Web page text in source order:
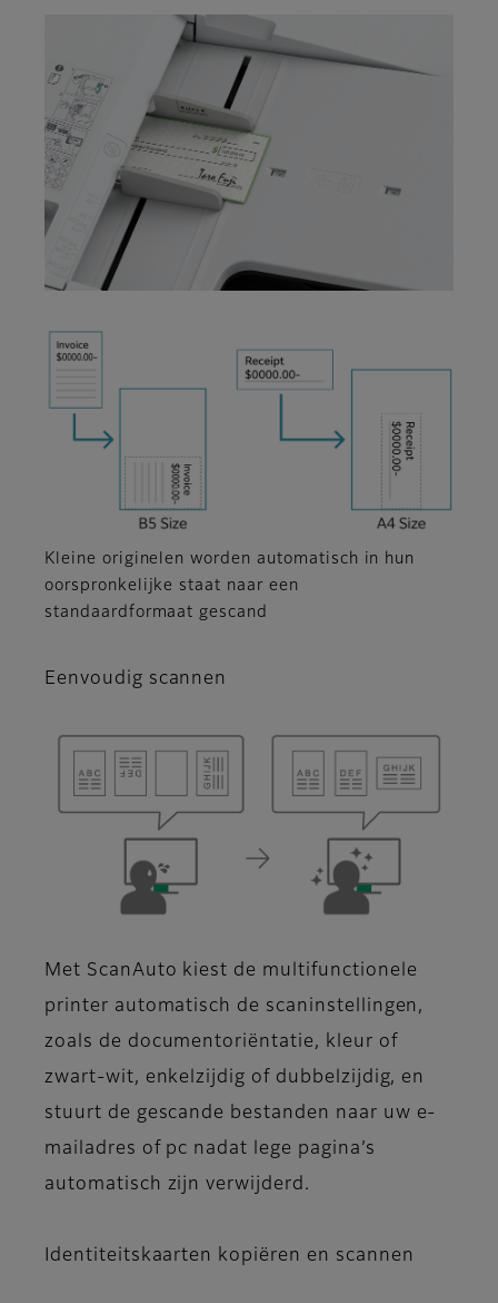
Kleine originelen worden automatisch in hun
oorspronkelijke staat naar een
standaardformaat gescand
Eenvoudig scannen
Met ScanAuto kiest de multifunctionele
printer automatisch de scaninstellingen,
zoals de documentoriëntatie, kleur of
zwart-wit, enkelzijdig of dubbelzijdig, en
stuurt de gescande bestanden naar uw e-
mailadres of pc nadat lege pagina’s
automatisch zijn verwijderd.
Identiteitskaarten kopiëren en scannen